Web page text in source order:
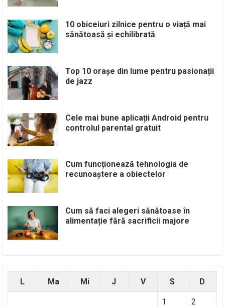
10 obiceiuri zilnice pentru o viață mai
sănătoasă și echilibrată
Top 10 orașe din lume pentru pasionații
de jazz
Cele mai bune aplicații Android pentru
controlul parental gratuit
Cum funcționează tehnologia de
recunoaștere a obiectelor
Cum să faci alegeri sănătoase în
alimentație fără sacrificii majore
L Ma Mi J V S D
1 2